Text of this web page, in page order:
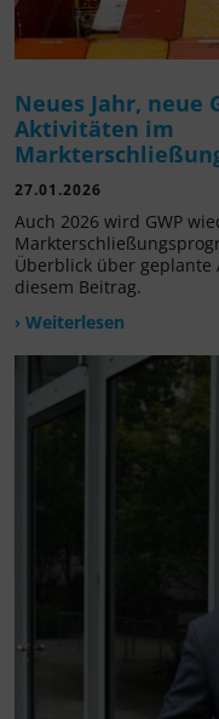
Neues Jahr, neue
Aktivitäten im
27.01.2026
Auch 2026 wird GWP
Überblick über geplante
diesem Beitrag.
› Weiterlesen